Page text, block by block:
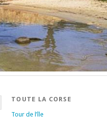
TOUTE LA CORSE
Tour de l’île